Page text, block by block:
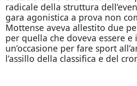
radicale della struttura
gara agonistica a prova non
Mottense aveva allestito due
per quella che doveva essere
un’occasione per fare sport
l’assillo della classifica e del